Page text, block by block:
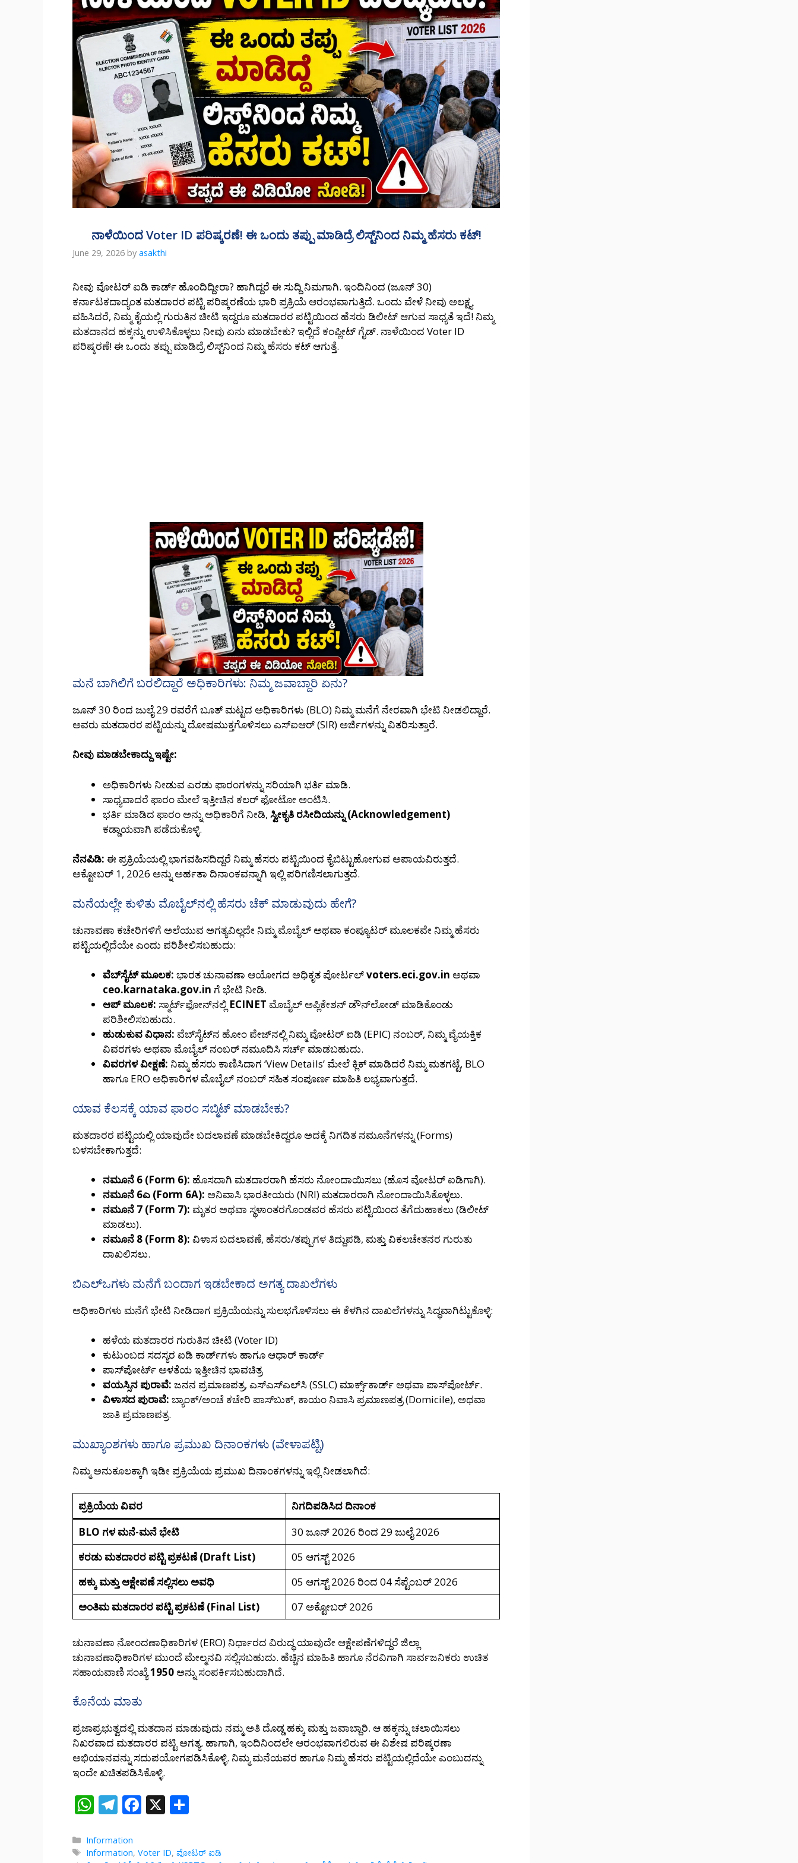
ನಾಳೆಯಿಂದ Voter ID ಪರಿಷ್ಕರಣೆ! ಈ ಒಂದು ತಪ್ಪು ಮಾಡಿದ್ರೆ ಲಿಸ್ಟ್‌ನಿಂದ ನಿಮ್ಮ ಹೆಸರು ಕಟ್!
June 29, 2026 by asakthi
ನೀವು ವೋಟರ್ ಐಡಿ ಕಾರ್ಡ್ ಹೊಂದಿದ್ದೀರಾ? ಹಾಗಿದ್ದರೆ ಈ ಸುದ್ದಿ ನಿಮಗಾಗಿ. ಇಂದಿನಿಂದ (ಜೂನ್ 30)
ಕರ್ನಾಟಕದಾದ್ಯಂತ ಮತದಾರರ ಪಟ್ಟಿ ಪರಿಷ್ಕರಣೆಯ ಭಾರಿ ಪ್ರಕ್ರಿಯೆ ಆರಂಭವಾಗುತ್ತಿದೆ. ಒಂದು ವೇಳೆ ನೀವು ಅಲಕ್ಷ್ಯ
ವಹಿಸಿದರೆ, ನಿಮ್ಮ ಕೈಯಲ್ಲಿ ಗುರುತಿನ ಚೀಟಿ ಇದ್ದರೂ ಮತದಾರರ ಪಟ್ಟಿಯಿಂದ ಹೆಸರು ಡಿಲೀಟ್ ಆಗುವ ಸಾಧ್ಯತೆ ಇದೆ! ನಿಮ್ಮ
ಮತದಾನದ ಹಕ್ಕನ್ನು ಉಳಿಸಿಕೊಳ್ಳಲು ನೀವು ಏನು ಮಾಡಬೇಕು? ಇಲ್ಲಿದೆ ಕಂಪ್ಲೀಟ್ ಗೈಡ್. ನಾಳೆಯಿಂದ Voter ID
ಪರಿಷ್ಕರಣೆ! ಈ ಒಂದು ತಪ್ಪು ಮಾಡಿದ್ರೆ ಲಿಸ್ಟ್‌ನಿಂದ ನಿಮ್ಮ ಹೆಸರು ಕಟ್ ಆಗುತ್ತೆ.
ಮನೆ ಬಾಗಿಲಿಗೆ ಬರಲಿದ್ದಾರೆ ಅಧಿಕಾರಿಗಳು: ನಿಮ್ಮ ಜವಾಬ್ದಾರಿ ಏನು?
ಜೂನ್ 30 ರಿಂದ ಜುಲೈ 29 ರವರೆಗೆ ಬೂತ್ ಮಟ್ಟದ ಅಧಿಕಾರಿಗಳು (BLO) ನಿಮ್ಮ ಮನೆಗೆ ನೇರವಾಗಿ ಭೇಟಿ ನೀಡಲಿದ್ದಾರೆ.
ಅವರು ಮತದಾರರ ಪಟ್ಟಿಯನ್ನು ದೋಷಮುಕ್ತಗೊಳಿಸಲು ಎಸ್‌ಐಆರ್ (SIR) ಅರ್ಜಿಗಳನ್ನು ವಿತರಿಸುತ್ತಾರೆ.
ನೀವು ಮಾಡಬೇಕಾದ್ದು ಇಷ್ಟೇ:
ಅಧಿಕಾರಿಗಳು ನೀಡುವ ಎರಡು ಫಾರಂಗಳನ್ನು ಸರಿಯಾಗಿ ಭರ್ತಿ ಮಾಡಿ.
ಸಾಧ್ಯವಾದರೆ ಫಾರಂ ಮೇಲೆ ಇತ್ತೀಚಿನ ಕಲರ್ ಫೋಟೋ ಅಂಟಿಸಿ.
ಭರ್ತಿ ಮಾಡಿದ ಫಾರಂ ಅನ್ನು ಅಧಿಕಾರಿಗೆ ನೀಡಿ, ಸ್ವೀಕೃತಿ ರಸೀದಿಯನ್ನು (Acknowledgement)
ಕಡ್ಡಾಯವಾಗಿ ಪಡೆದುಕೊಳ್ಳಿ.
ನೆನಪಿಡಿ: ಈ ಪ್ರಕ್ರಿಯೆಯಲ್ಲಿ ಭಾಗವಹಿಸದಿದ್ದರೆ ನಿಮ್ಮ ಹೆಸರು ಪಟ್ಟಿಯಿಂದ ಕೈಬಿಟ್ಟುಹೋಗುವ ಅಪಾಯವಿರುತ್ತದೆ.
ಅಕ್ಟೋಬರ್ 1, 2026 ಅನ್ನು ಅರ್ಹತಾ ದಿನಾಂಕವನ್ನಾಗಿ ಇಲ್ಲಿ ಪರಿಗಣಿಸಲಾಗುತ್ತದೆ.
ಮನೆಯಲ್ಲೇ ಕುಳಿತು ಮೊಬೈಲ್‌ನಲ್ಲಿ ಹೆಸರು ಚೆಕ್ ಮಾಡುವುದು ಹೇಗೆ?
ಚುನಾವಣಾ ಕಚೇರಿಗಳಿಗೆ ಅಲೆಯುವ ಅಗತ್ಯವಿಲ್ಲದೇ ನಿಮ್ಮ ಮೊಬೈಲ್ ಅಥವಾ ಕಂಪ್ಯೂಟರ್ ಮೂಲಕವೇ ನಿಮ್ಮ ಹೆಸರು
ಪಟ್ಟಿಯಲ್ಲಿದೆಯೇ ಎಂದು ಪರಿಶೀಲಿಸಬಹುದು:
ವೆಬ್‌ಸೈಟ್ ಮೂಲಕ: ಭಾರತ ಚುನಾವಣಾ ಆಯೋಗದ ಅಧಿಕೃತ ಪೋರ್ಟಲ್voters.eci.gov.in ಅಥವಾ
ceo.karnataka.gov.in ಗೆ ಭೇಟಿ ನೀಡಿ.
ಆಪ್ ಮೂಲಕ: ಸ್ಮಾರ್ಟ್‌ಫೋನ್‌ನಲ್ಲಿ ECINET ಮೊಬೈಲ್ ಅಪ್ಲಿಕೇಶನ್ ಡೌನ್‌ಲೋಡ್ ಮಾಡಿಕೊಂಡು
ಪರಿಶೀಲಿಸಬಹುದು.
ಹುಡುಕುವ ವಿಧಾನ: ವೆಬ್‌ಸೈಟ್‌ನ ಹೋಂ ಪೇಜ್‌ನಲ್ಲಿ ನಿಮ್ಮ ವೋಟರ್ ಐಡಿ (EPIC) ನಂಬರ್, ನಿಮ್ಮ ವೈಯಕ್ತಿಕ
ವಿವರಗಳು ಅಥವಾ ಮೊಬೈಲ್ ನಂಬರ್ ನಮೂದಿಸಿ ಸರ್ಚ್ ಮಾಡಬಹುದು.
ವಿವರಗಳ ವೀಕ್ಷಣೆ: ನಿಮ್ಮ ಹೆಸರು ಕಾಣಿಸಿದಾಗ ‘View Details’ ಮೇಲೆ ಕ್ಲಿಕ್ ಮಾಡಿದರೆ ನಿಮ್ಮ ಮತಗಟ್ಟೆ, BLO
ಹಾಗೂ ERO ಅಧಿಕಾರಿಗಳ ಮೊಬೈಲ್ ನಂಬರ್ ಸಹಿತ ಸಂಪೂರ್ಣ ಮಾಹಿತಿ ಲಭ್ಯವಾಗುತ್ತದೆ.
ಯಾವ ಕೆಲಸಕ್ಕೆ ಯಾವ ಫಾರಂ ಸಬ್ಮಿಟ್ ಮಾಡಬೇಕು?
ಮತದಾರರ ಪಟ್ಟಿಯಲ್ಲಿ ಯಾವುದೇ ಬದಲಾವಣೆ ಮಾಡಬೇಕಿದ್ದರೂ ಅದಕ್ಕೆ ನಿಗದಿತ ನಮೂನೆಗಳನ್ನು (Forms)
ಬಳಸಬೇಕಾಗುತ್ತದೆ:
ನಮೂನೆ 6 (Form 6): ಹೊಸದಾಗಿ ಮತದಾರರಾಗಿ ಹೆಸರು ನೋಂದಾಯಿಸಲು (ಹೊಸ ವೋಟರ್ ಐಡಿಗಾಗಿ).
ನಮೂನೆ 6ಎ (Form 6A): ಅನಿವಾಸಿ ಭಾರತೀಯರು (NRI) ಮತದಾರರಾಗಿ ನೋಂದಾಯಿಸಿಕೊಳ್ಳಲು.
ನಮೂನೆ 7 (Form 7): ಮೃತರ ಅಥವಾ ಸ್ಥಳಾಂತರಗೊಂಡವರ ಹೆಸರು ಪಟ್ಟಿಯಿಂದ ತೆಗೆದುಹಾಕಲು (ಡಿಲೀಟ್
ಮಾಡಲು).
ನಮೂನೆ 8 (Form 8): ವಿಳಾಸ ಬದಲಾವಣೆ, ಹೆಸರು/ತಪ್ಪುಗಳ ತಿದ್ದುಪಡಿ, ಮತ್ತು ವಿಕಲಚೇತನರ ಗುರುತು
ದಾಖಲಿಸಲು.
ಬಿಎಲ್‌ಒಗಳು ಮನೆಗೆ ಬಂದಾಗ ಇಡಬೇಕಾದ ಅಗತ್ಯ ದಾಖಲೆಗಳು
ಅಧಿಕಾರಿಗಳು ಮನೆಗೆ ಭೇಟಿ ನೀಡಿದಾಗ ಪ್ರಕ್ರಿಯೆಯನ್ನು ಸುಲಭಗೊಳಿಸಲು ಈ ಕೆಳಗಿನ ದಾಖಲೆಗಳನ್ನು ಸಿದ್ಧವಾಗಿಟ್ಟುಕೊಳ್ಳಿ:
ಹಳೆಯ ಮತದಾರರ ಗುರುತಿನ ಚೀಟಿ (Voter ID)
ಕುಟುಂಬದ ಸದಸ್ಯರ ಐಡಿ ಕಾರ್ಡ್‌ಗಳು ಹಾಗೂ ಆಧಾರ್ ಕಾರ್ಡ್
ಪಾಸ್‌ಪೋರ್ಟ್ ಅಳತೆಯ ಇತ್ತೀಚಿನ ಭಾವಚಿತ್ರ
ವಯಸ್ಸಿನ ಪುರಾವೆ: ಜನನ ಪ್ರಮಾಣಪತ್ರ, ಎಸ್‌ಎಸ್‌ಎಲ್‌ಸಿ (SSLC) ಮಾರ್ಕ್ಸ್‌ಕಾರ್ಡ್ ಅಥವಾ ಪಾಸ್‌ಪೋರ್ಟ್.
ವಿಳಾಸದ ಪುರಾವೆ: ಬ್ಯಾಂಕ್/ಅಂಚೆ ಕಚೇರಿ ಪಾಸ್‌ಬುಕ್, ಕಾಯಂ ನಿವಾಸಿ ಪ್ರಮಾಣಪತ್ರ (Domicile), ಅಥವಾ
ಜಾತಿ ಪ್ರಮಾಣಪತ್ರ.
ಮುಖ್ಯಾಂಶಗಳು ಹಾಗೂ ಪ್ರಮುಖ ದಿನಾಂಕಗಳು (ವೇಳಾಪಟ್ಟಿ)
ನಿಮ್ಮ ಅನುಕೂಲಕ್ಕಾಗಿ ಇಡೀ ಪ್ರಕ್ರಿಯೆಯ ಪ್ರಮುಖ ದಿನಾಂಕಗಳನ್ನು ಇಲ್ಲಿ ನೀಡಲಾಗಿದೆ:
ಪ್ರಕ್ರಿಯೆಯ ವಿವರ
ನಿಗದಿಪಡಿಸಿದ ದಿನಾಂಕ
BLO ಗಳ ಮನೆ-ಮನೆ ಭೇಟಿ
30 ಜೂನ್ 2026 ರಿಂದ 29 ಜುಲೈ 2026
ಕರಡು ಮತದಾರರ ಪಟ್ಟಿ ಪ್ರಕಟಣೆ (Draft List)
05 ಆಗಸ್ಟ್ 2026
ಹಕ್ಕು ಮತ್ತು ಆಕ್ಷೇಪಣೆ ಸಲ್ಲಿಸಲು ಅವಧಿ
05 ಆಗಸ್ಟ್ 2026 ರಿಂದ 04 ಸೆಪ್ಟೆಂಬರ್ 2026
ಅಂತಿಮ ಮತದಾರರ ಪಟ್ಟಿ ಪ್ರಕಟಣೆ (Final List)
07 ಅಕ್ಟೋಬರ್ 2026
ಚುನಾವಣಾ ನೋಂದಣಾಧಿಕಾರಿಗಳ (ERO) ನಿರ್ಧಾರದ ವಿರುದ್ಧ ಯಾವುದೇ ಆಕ್ಷೇಪಣೆಗಳಿದ್ದರೆ ಜಿಲ್ಲಾ
ಚುನಾವಣಾಧಿಕಾರಿಗಳ ಮುಂದೆ ಮೇಲ್ಮನವಿ ಸಲ್ಲಿಸಬಹುದು. ಹೆಚ್ಚಿನ ಮಾಹಿತಿ ಹಾಗೂ ನೆರವಿಗಾಗಿ ಸಾರ್ವಜನಿಕರು ಉಚಿತ
ಸಹಾಯವಾಣಿ ಸಂಖ್ಯೆ1950 ಅನ್ನು ಸಂಪರ್ಕಿಸಬಹುದಾಗಿದೆ.
ಕೊನೆಯ ಮಾತು
ಪ್ರಜಾಪ್ರಭುತ್ವದಲ್ಲಿ ಮತದಾನ ಮಾಡುವುದು ನಮ್ಮ ಅತಿ ದೊಡ್ಡ ಹಕ್ಕು ಮತ್ತು ಜವಾಬ್ದಾರಿ. ಆ ಹಕ್ಕನ್ನು ಚಲಾಯಿಸಲು
ನಿಖರವಾದ ಮತದಾರರ ಪಟ್ಟಿ ಅಗತ್ಯ. ಹಾಗಾಗಿ, ಇಂದಿನಿಂದಲೇ ಆರಂಭವಾಗಲಿರುವ ಈ ವಿಶೇಷ ಪರಿಷ್ಕರಣಾ
ಅಭಿಯಾನವನ್ನು ಸದುಪಯೋಗಪಡಿಸಿಕೊಳ್ಳಿ. ನಿಮ್ಮ ಮನೆಯವರ ಹಾಗೂ ನಿಮ್ಮ ಹೆಸರು ಪಟ್ಟಿಯಲ್ಲಿದೆಯೇ ಎಂಬುದನ್ನು
ಇಂದೇ ಖಚಿತಪಡಿಸಿಕೊಳ್ಳಿ.
W
at
T
e
F X
ar
Categories
Information
Tags
Information,Voter ID,ವೋಟರ್ ಐಡಿ